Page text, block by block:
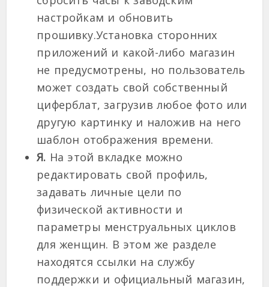
настройкам и обновить
прошивку.Установка сторонних
приложений и какой-либо магазин
не предусмотрены, но пользователь
может создать свой собственный
циферблат, загрузив любое фото или
другую картинку и наложив на него
шаблон отображения времени.
Я. На этой вкладке можно
редактировать свой профиль,
задавать личные цели по
физической активности и
параметры менструальных циклов
для женщин. В этом же разделе
находятся ссылки на службу
поддержки и официальный магазин,